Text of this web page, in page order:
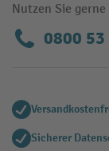
Nutzen Sie
0800 53
Sicherer